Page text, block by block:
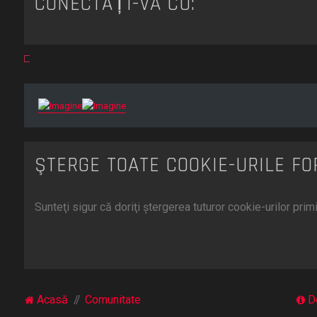
ŞTERGE TOATE COOKIE-URILE
Sunteţi sigur că doriţi ştergerea tuturor cookie-urilor
Acasă Comunitate